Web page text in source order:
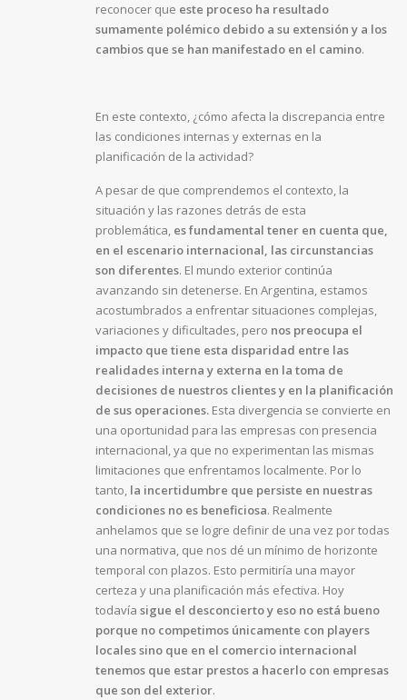
reconocer que este proceso ha resultado
sumamente polémico debido a su extensión y a los
cambios que se han manifestado en el camino.
En este contexto, ¿cómo afecta la discrepancia entre
las condiciones internas y externas en la
planificación de la actividad?
A pesar de que comprendemos el contexto, la
situación y las razones detrás de esta
problemática, es fundamental tener en cuenta que,
en el escenario internacional, las circunstancias
son diferentes. El mundo exterior continúa
avanzando sin detenerse. En Argentina, estamos
acostumbrados a enfrentar situaciones complejas,
variaciones y dificultades, pero nos preocupa el
impacto que tiene esta disparidad entre las
realidades interna y externa en la toma de
decisiones de nuestros clientes y en la planificación
de sus operaciones. Esta divergencia se convierte en
una oportunidad para las empresas con presencia
internacional, ya que no experimentan las mismas
limitaciones que enfrentamos localmente. Por lo
tanto, la incertidumbre que persiste en nuestras
condiciones no es beneficiosa. Realmente
anhelamos que se logre definir de una vez por todas
una normativa, que nos dé un mínimo de horizonte
temporal con plazos. Esto permitiría una mayor
certeza y una planificación más efectiva. Hoy
todavía sigue el desconcierto y eso no está bueno
porque no competimos únicamente con players
locales sino que en el comercio internacional
tenemos que estar prestos a hacerlo con empresas
que son del exterior.